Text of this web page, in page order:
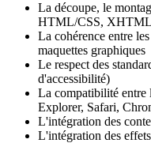
La découpe, le
HTML/CSS, XHTML
La cohérence entre
maquettes graphiques
Le respect des
d'accessibilité)
La compatibilité entre
Explorer, Safari,
L'intégration des
L'intégration des